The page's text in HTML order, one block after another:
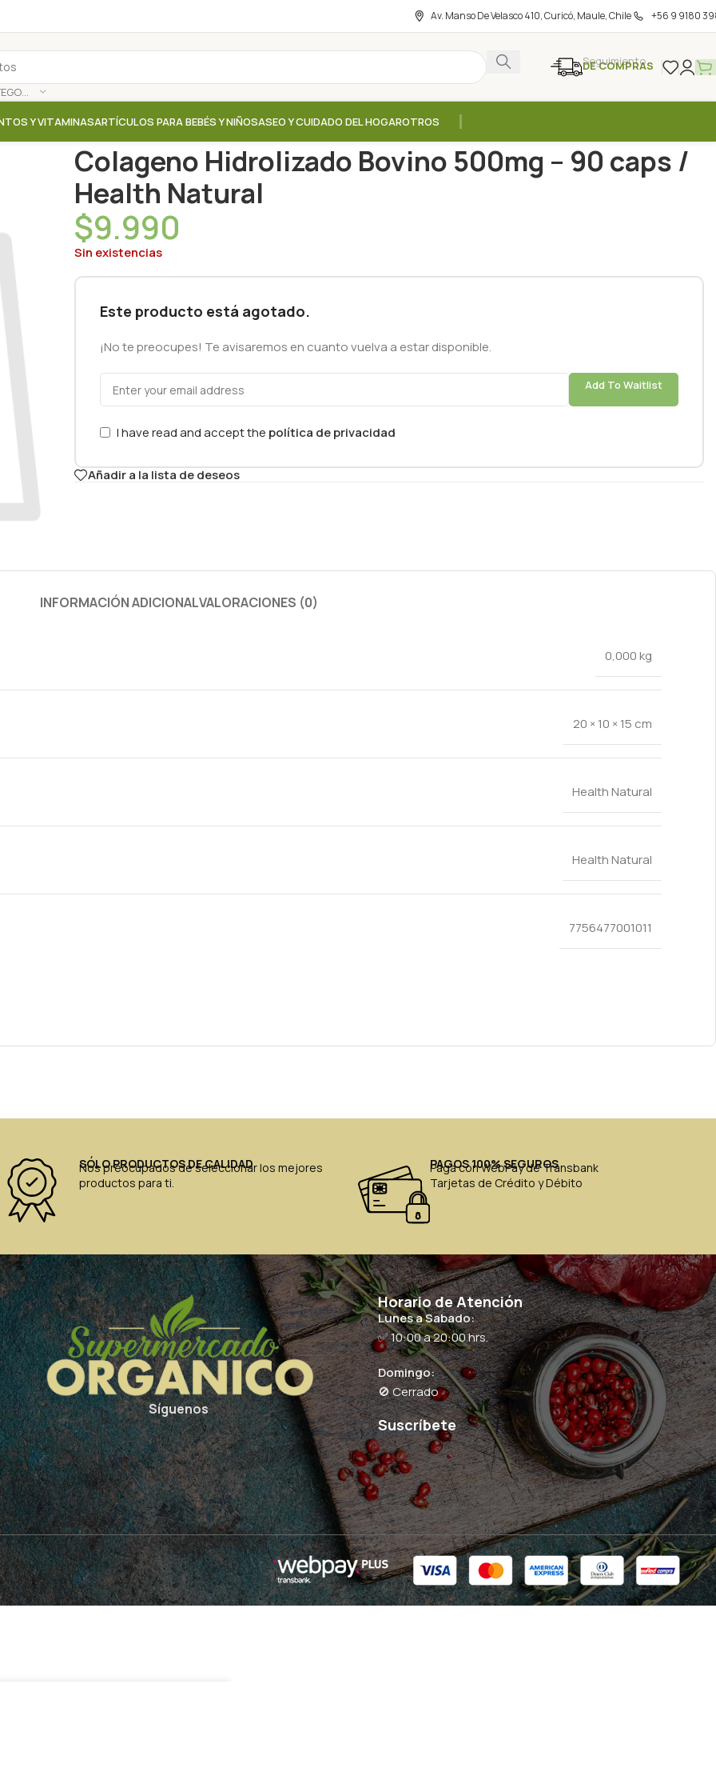
Av. Manso De Velasco 410, Curicó, Maule, Chile +56 9 9180
SELECCIONAR CATEGORÍA
Seguimiento
DE COMPRAS
Y VITAMINASARTÍCULOS PARA BEBÉS Y NIÑOSASEO Y CUIDADO DEL HOGAROTROS
Colageno Hidrolizado Bovino 500mg – 90 caps /
Health Natural
$9.990
Sin existencias
Este producto está agotado.
¡No te preocupes! Te avisaremos en cuanto vuelva a estar disponible.
Add To Waitlist
I have read and accept the política de privacidad
Añadir a la lista de deseos
INFORMACIÓN ADICIONALVALORACIONES (0)
0,000 kg
20 × 10 × 15 cm
Health Natural
Health Natural
7756477001011
SÓLO PRODUCTOS DE CALIDAD
Nos preocupados de seleccionar los mejores
productos para ti.
PAGOS 100% SEGUROS
Paga con WebPay de Transbank
Tarjetas de Crédito y Débito
Síguenos
Horario de Atención
Lunes a Sabado:
✅ 10:00 a 20:00 hrs.
Domingo:
🚫 Cerrado
Suscríbete